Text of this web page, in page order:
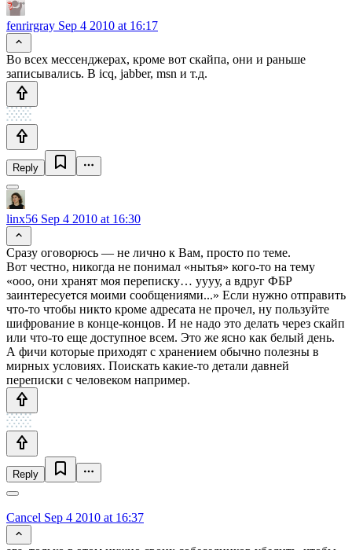
fenrirgray Sep 4 2010 at 16:17
Во всех мессенджерах, кроме вот скайпа, они и раньше
записывались. В icq, jabber, msn и т.д.
Reply
linx56 Sep 4 2010 at 16:30
Сразу оговорюсь — не лично к Вам, просто по теме.
Вот честно, никогда не понимал «нытья» кого-то на тему
«ооо, они хранят моя переписку… уууу, а вдруг ФБР
заинтересуется моими сообщениями...» Если нужно отправить
что-то чтобы никто кроме адресата не прочел, ну пользуйте
шифрование в конце-концов. И не надо это делать через скайп
или что-то еще доступное всем. Это же ясно как белый день.
А фичи которые приходят с хранением обычно полезны в
мирных условиях. Поискать какие-то детали давней
переписки с человеком например.
Reply
Cancel Sep 4 2010 at 16:37